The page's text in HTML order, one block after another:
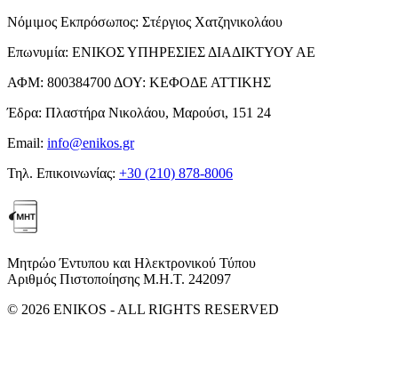
Νόμιμος Εκπρόσωπος: Στέργιος Χατζηνικολάου
Επωνυμία: ΕΝΙΚΟΣ ΥΠΗΡΕΣΙΕΣ ΔΙΑΔΙΚΤΥΟΥ ΑΕ
ΑΦΜ: 800384700 ΔΟΥ: ΚΕΦΟΔΕ ΑΤΤΙΚΗΣ
Έδρα: Πλαστήρα Νικολάου, Μαρούσι, 151 24
Email: info@enikos.gr
Τηλ. Επικοινωνίας: +30 (210) 878-8006
Μητρώο Έντυπου και Ηλεκτρονικού Τύπου
Αριθμός Πιστοποίησης Μ.Η.Τ. 242097
© 2026 ENIKOS - ALL RIGHTS RESERVED